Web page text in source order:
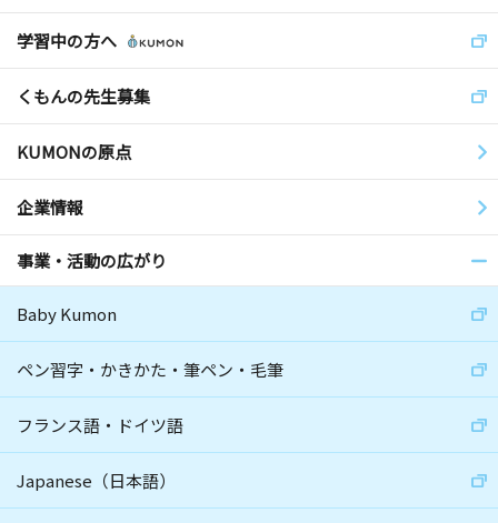
学習中の方へ
くもんの先生募集
KUMONの原点
企業情報
事業・活動の広がり
Baby Kumon
ペン習字・かきかた・筆ペン・毛筆
フランス語・ドイツ語
Japanese（日本語）